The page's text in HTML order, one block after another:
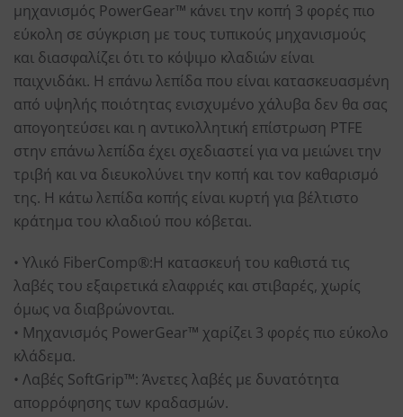
μηχανισμός PowerGear™ κάνει την κοπή 3 φορές πιο
εύκολη σε σύγκριση με τους τυπικούς μηχανισμούς
και διασφαλίζει ότι το κόψιμο κλαδιών είναι
παιχνιδάκι. Η επάνω λεπίδα που είναι κατασκευασμένη
από υψηλής ποιότητας ενισχυμένο χάλυβα δεν θα σας
απογοητεύσει και η αντικολλητική επίστρωση PTFE
στην επάνω λεπίδα έχει σχεδιαστεί για να μειώνει την
τριβή και να διευκολύνει την κοπή και τον καθαρισμό
της. Η κάτω λεπίδα κοπής είναι κυρτή για βέλτιστο
κράτημα του κλαδιού που κόβεται.
• Υλικό FiberComp®:Η κατασκευή του καθιστά τις
λαβές του εξαιρετικά ελαφριές και στιβαρές, χωρίς
όμως να διαβρώνονται.
• Μηχανισμός PowerGear™ χαρίζει 3 φορές πιο εύκολο
κλάδεμα.
• Λαβές SoftGrip™: Άνετες λαβές με δυνατότητα
απορρόφησης των κραδασμών.